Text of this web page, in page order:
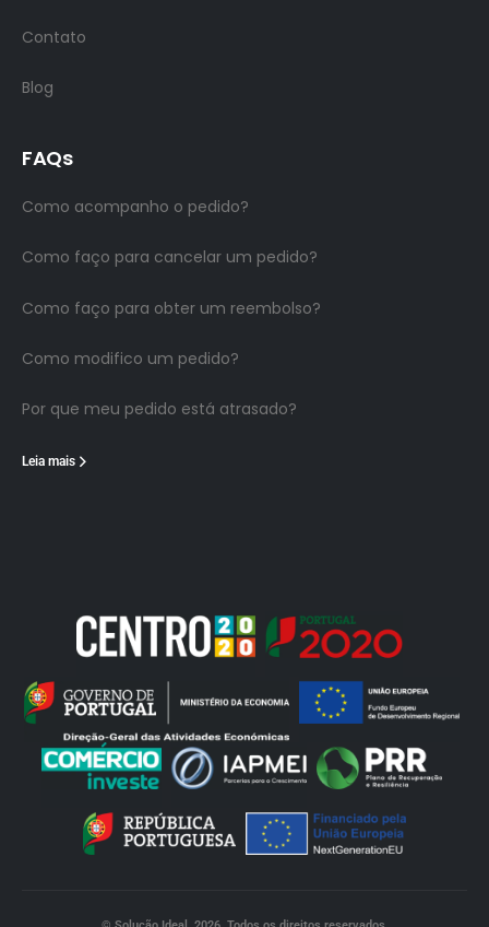
Contato
Blog
FAQs
Como acompanho o pedido?
Como faço para cancelar um pedido?
Como faço para obter um reembolso?
Como modifico um pedido?
Por que meu pedido está atrasado?
Leia mais